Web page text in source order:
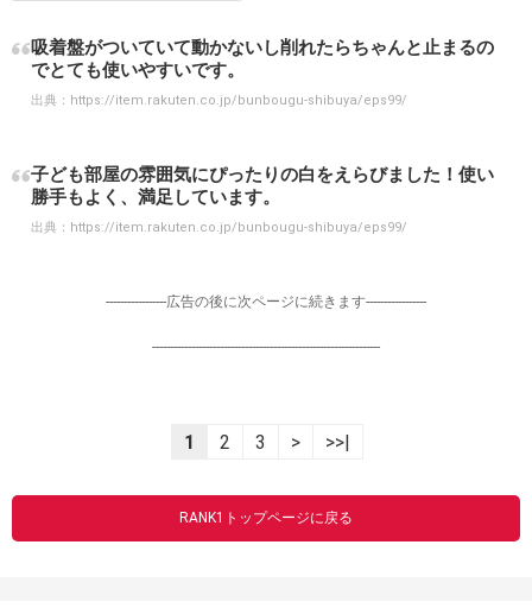
吸着盤がついていて動かないし削れたらちゃんと止まるの
でとても使いやすいです。
出典： https://item.rakuten.co.jp/bunbougu-shibuya/eps99/
子ども部屋の雰囲気にぴったりの白をえらびました！使い
勝手もよく、満足しています。
出典： https://item.rakuten.co.jp/bunbougu-shibuya/eps99/
-----------------広告の後に次ページに続きます-----------------
----------------------------------------------------------------
1 2 3 > >>|
RANK1トップページに戻る